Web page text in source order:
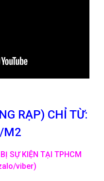
RẠP) CHỈ TỪ:
M2
SỰ KIỆN TẠI TPHCM
viber)